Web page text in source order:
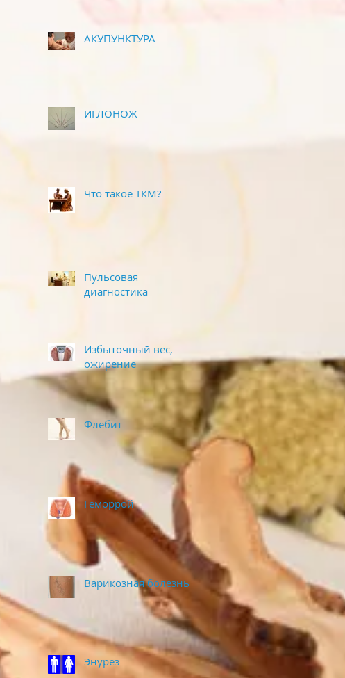
АКУПУНКТУРА
ИГЛОНОЖ
Что такое ТКМ?
Пульсовая
диагностика
Избыточный вес,
ожирение
Флебит
Геморрой
Варикозная болезнь
Энурез